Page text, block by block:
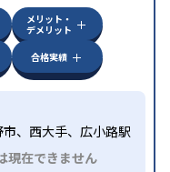
メリット・
デメリット
合格実績
市、西大手、広小路駅
現在できません